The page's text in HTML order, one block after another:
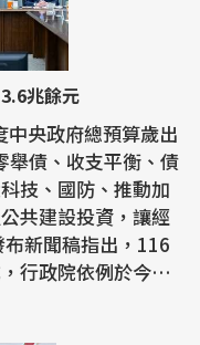
總預算零舉債 歲出3.6兆餘元
央政府總預算歲出
舉債、收支平衡、債
技、國防、推動加
共建設投資，讓經
行政院依例於今天